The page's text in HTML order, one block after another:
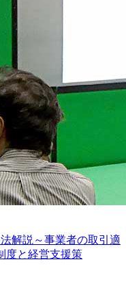
解説～事業者の取引適
度と経営支援策